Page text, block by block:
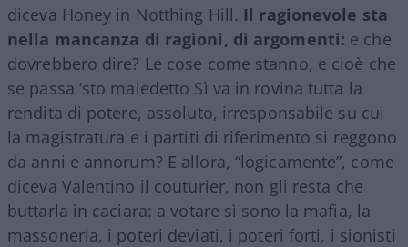
diceva Honey in Notthing Hill. Il ragionevole sta
nella mancanza di ragioni, di argomenti: e che
dovrebbero dire? Le cose come stanno, e cioè che
se passa ‘sto maledetto Sì va in rovina tutta la
rendita di potere, assoluto, irresponsabile su cui
la magistratura e i partiti di riferimento si reggono
da anni e annorum? E allora, “logicamente”, come
diceva Valentino il couturier, non gli resta che
buttarla in caciara: a votare sì sono la mafia, la
massoneria, i poteri deviati, i poteri forti, i sionisti